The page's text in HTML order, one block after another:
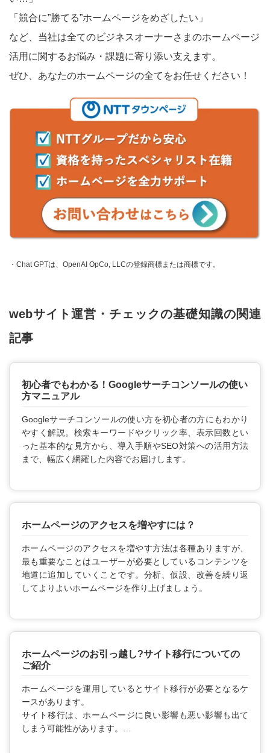
「競合に”勝てる”ホームページをめざしたい」
など、当社は全てのビジネスオーナーさまのホームページ
活用に関するお悩み・課題に寄り添い支えます。
ぜひ、あなたのホームページの全てをお任せください！
・Chat GPTは、OpenAI OpCo, LLCの登録商標または商標です。
webサイト運営・チェックの基礎知識の関連
記事
初心者でもわかる！Googleサーチコンソールの使い
方マニュアル
Googleサーチコンソールの使い方を初心者の方にもわかり
やすく解説。検索キーワードやクリック率、表示回数とい
った基本的な見方から、導入手順やSEO対策への活用方法
まで、幅広く網羅した内容でお届けします。
ホームページのアクセスを増やすには？
ホームページのアクセスを増やす方法は各種ありますが、
最も重要なことはユーザーが必要としているコンテンツを
地道に追加していくことです。分析、仮設、改善を繰り返
してよりよいホームページを作り上げましょう。
ホームページのお引っ越し?サイト移行についての
ご紹介
ホームページを運用しているとサイト移行が必要となるケ
ースがあります。
サイト移行は、ホームページに良い影響も悪い影響も出て
しまう可能性があります。